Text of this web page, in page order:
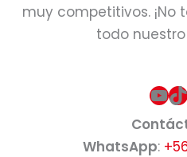
muy competitivos. ¡No
todo
WhatsApp: